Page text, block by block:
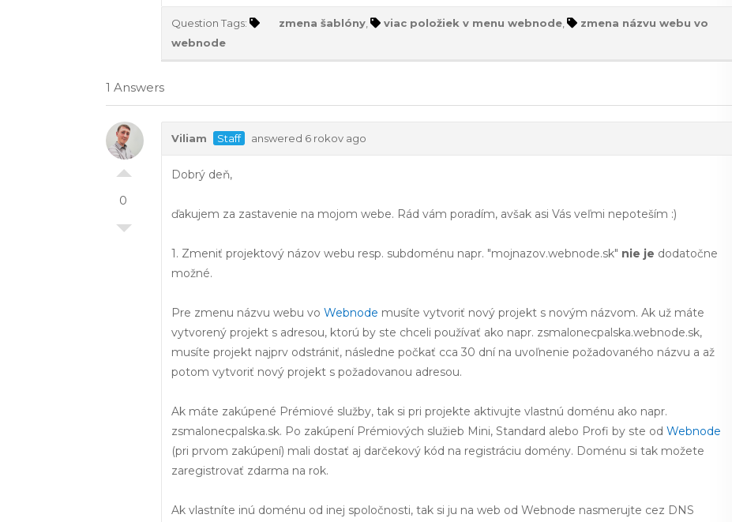
Question Tags: zmena šablóny , viac položiek v menu webnode ,
zmena názvu webu vo
webnode
1 Answers
0
Viliam Staff answered 6 rokov ago
Dobrý deň,
ďakujem za zastavenie na mojom webe. Rád vám poradím, avšak asi Vás veľmi nepoteším :)
1. Zmeniť projektový názov webu resp. subdoménu napr. "mojnazov.webnode.sk" nie je dodatočne
možné.
Pre zmenu názvu webu voWebnode musíte vytvoriť nový projekt s novým názvom. Ak už máte
vytvorený projekt s adresou, ktorú by ste chceli používať ako napr. zsmalonecpalska.webnode.sk,
musíte projekt najprv odstrániť, následne počkať cca 30 dní na uvoľnenie požadovaného názvu a až
potom vytvoriť nový projekt s požadovanou adresou.
Ak máte zakúpené Prémiové služby, tak si pri projekte aktivujte vlastnú doménu ako napr.
zsmalonecpalska.sk. Po zakúpení Prémiových služieb Mini, Standard alebo Profi by ste odWebnode
(pri prvom zakúpení) mali dostať aj darčekový kód na registráciu domény. Doménu si tak možete
zaregistrovať zdarma na rok.
Ak vlastníte inú doménu od inej spoločnosti, tak si ju na web od Webnode nasmerujte cez DNS